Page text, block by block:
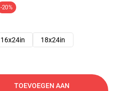
-20%
16x24in 18x24in
TOEVOEGEN AAN